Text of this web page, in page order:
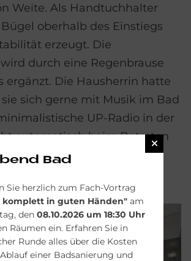
Weite. Als Handtuchhalter
oberhalb des Einstiegs
erzeugt. Die
durch eine Regenbrause
ergänzt. Die Hausherrin hatte
sich gerne mit Musik im Bad
UP-Radio in der
automatisch beim Betreten
und ist wie die Steckdosen
Bad
Sie herzlich zum Fach-Vortrag
komplett in guten Händen"am
den 08.10.2026 um 18:30 Uhr
Räumen ein. Erfahren Sie in
Runde alles über die Kosten
einer Badsanierung und